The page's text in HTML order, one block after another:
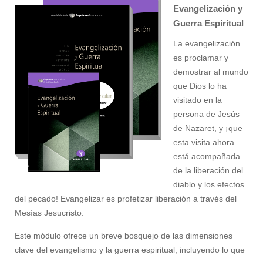
Evangelización y
Guerra Espiritual
La evangelización
es proclamar y
demostrar al mundo
que Dios lo ha
visitado en la
persona de Jesús
de Nazaret, y ¡que
esta visita ahora
está acompañada
de la liberación del
diablo y los efectos
del pecado! Evangelizar es profetizar liberación a través del
Mesías Jesucristo.
Este módulo ofrece un breve bosquejo de las dimensiones
clave del evangelismo y la guerra espiritual, incluyendo lo que